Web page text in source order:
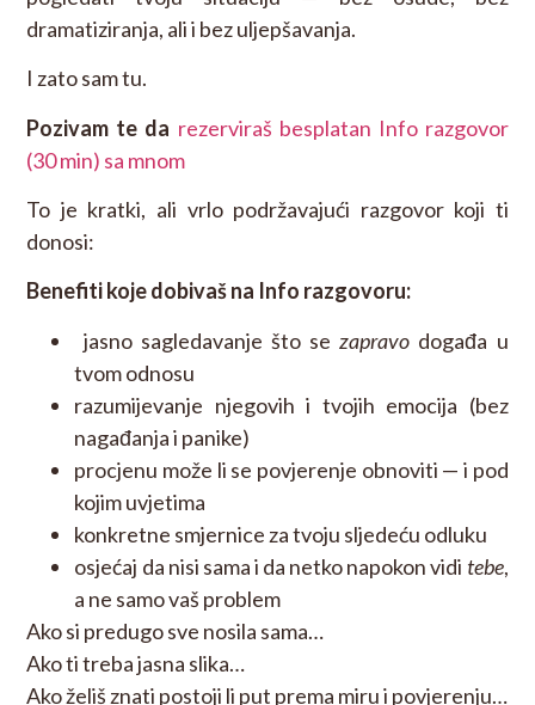
dramatiziranja, ali i bez uljepšavanja.
I zato sam tu.
Pozivam te da rezerviraš besplatan Info razgovor
(30 min) sa mnom
To je kratki, ali vrlo podržavajući razgovor koji ti
donosi:
Benefiti koje dobivaš na Info razgovoru:
jasno sagledavanje što sezapravo događa u
tvom odnosu
razumijevanje njegovih i tvojih emocija (bez
nagađanja i panike)
procjenu može li se povjerenje obnoviti — i pod
kojim uvjetima
konkretne smjernice za tvoju sljedeću odluku
osjećaj da nisi sama i da netko napokon vidi tebe,
a ne samo vaš problem
Ako si predugo sve nosila sama…
Ako ti treba jasna slika…
Ako želiš znati postoji li put prema miru i povjerenju…